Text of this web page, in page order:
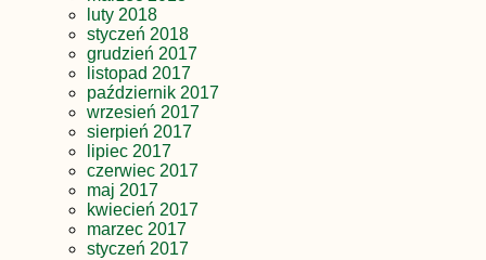
luty 2018
styczeń 2018
grudzień 2017
listopad 2017
październik 2017
wrzesień 2017
sierpień 2017
lipiec 2017
czerwiec 2017
maj 2017
kwiecień 2017
marzec 2017
styczeń 2017